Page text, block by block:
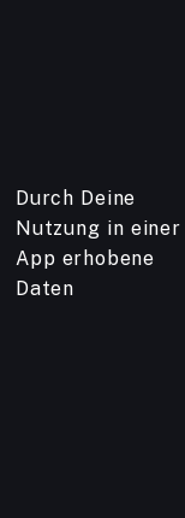
Durch Deine
Nutzung in einer
App erhobene
Daten